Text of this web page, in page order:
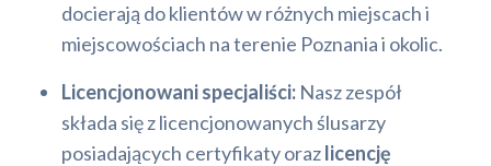
docierają do klientów w różnych miejscach i
miejscowościach na terenie Poznania i okolic.
Licencjonowani specjaliści: Nasz zespół
składa się z licencjonowanych ślusarzy
posiadających certyfikaty orazlicencję